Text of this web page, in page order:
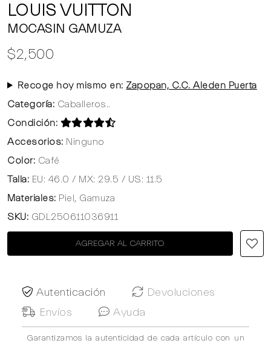
LOUIS VUITTON
MOCASIN GAMUZA
$2,500
Recoge hoy mismo en: Zapopan, C.C. Aleden Puerta
Categoría: Caballeros..
Condición:
Accesorios: Ninguno
Color: Café
Talla: EU: 46.0 / MX: 29.5 / US: 11.5
Materiales: Piel, Gamuza
SKU: GDL250611036911
AGREGAR AL CARRITO
Autenticación
Devoluciones
Envíos
Ayuda
Garantizamos la autenticidad de cada artículo con un